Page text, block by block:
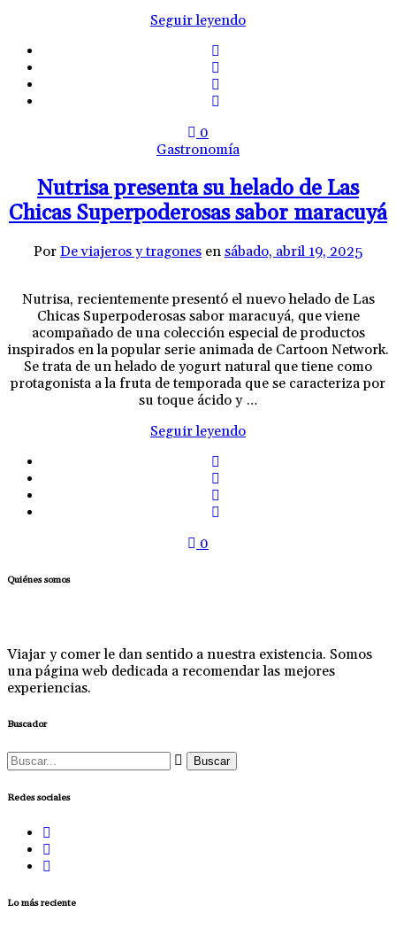
Seguir leyendo
0
Gastronomía
Nutrisa presenta su helado de Las
Chicas Superpoderosas sabor maracuyá
Por De viajeros y tragones en sábado, abril 19, 2025
Nutrisa, recientemente presentó el nuevo helado de Las
Chicas Superpoderosas sabor maracuyá, que viene
acompañado de una colección especial de productos
inspirados en la popular serie animada de Cartoon Network.
Se trata de un helado de yogurt natural que tiene como
protagonista a la fruta de temporada que se caracteriza por
su toque ácido y …
Seguir leyendo
0
Quiénes somos
Viajar y comer le dan sentido a nuestra existencia. Somos
una página web dedicada a recomendar las mejores
experiencias.
Buscador
Buscar:
Redes sociales
Lo más reciente